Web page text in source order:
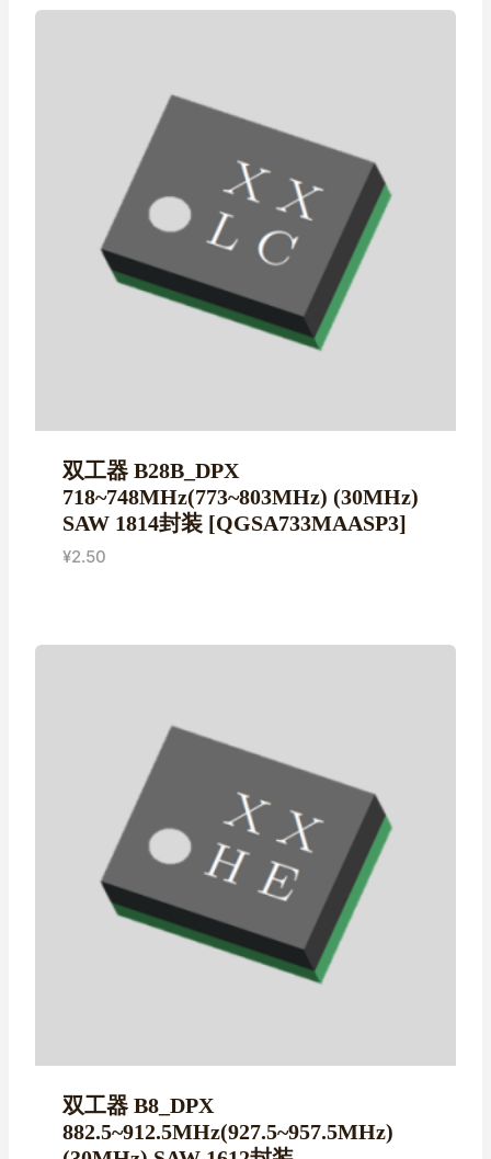
双工器 B28B_DPX
718~748MHz(773~803MHz) (30MHz)
SAW 1814封装 [QGSA733MAASP3]
¥2.50
双工器 B8_DPX
882.5~912.5MHz(927.5~957.5MHz)